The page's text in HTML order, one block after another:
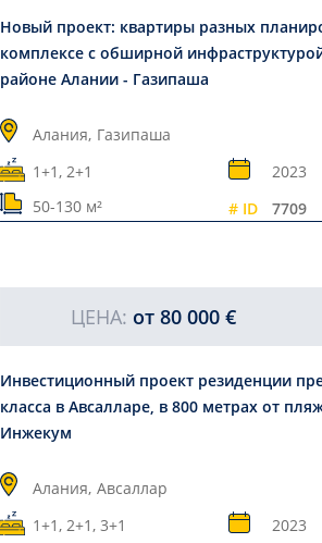
Новый проект: квартиры разных
комплексе с обширной
районе Алании - Газипаша
Алания, Газипаша
1+1, 2+1
2023
50-130 м²
# ID 7709
ЦЕНА: от 80 000 €
Инвестиционный проект резиденции
класса в Авсалларе, в 800 метрах от
Инжекум
Алания, Авсаллар
1+1, 2+1, 3+1
2023